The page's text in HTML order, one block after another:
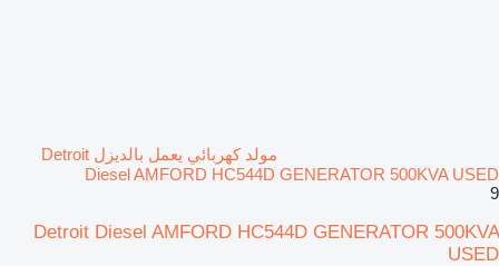
مولد كهربائي يعمل بالديزل Detroit
Diesel AMFORD HC544D GENERATOR 500KVA USED
9
Detroit Diesel AMFORD HC544D GENERATOR 500KVA
USED